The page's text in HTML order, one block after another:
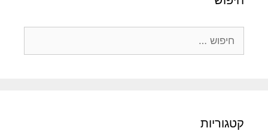
קטגוריות